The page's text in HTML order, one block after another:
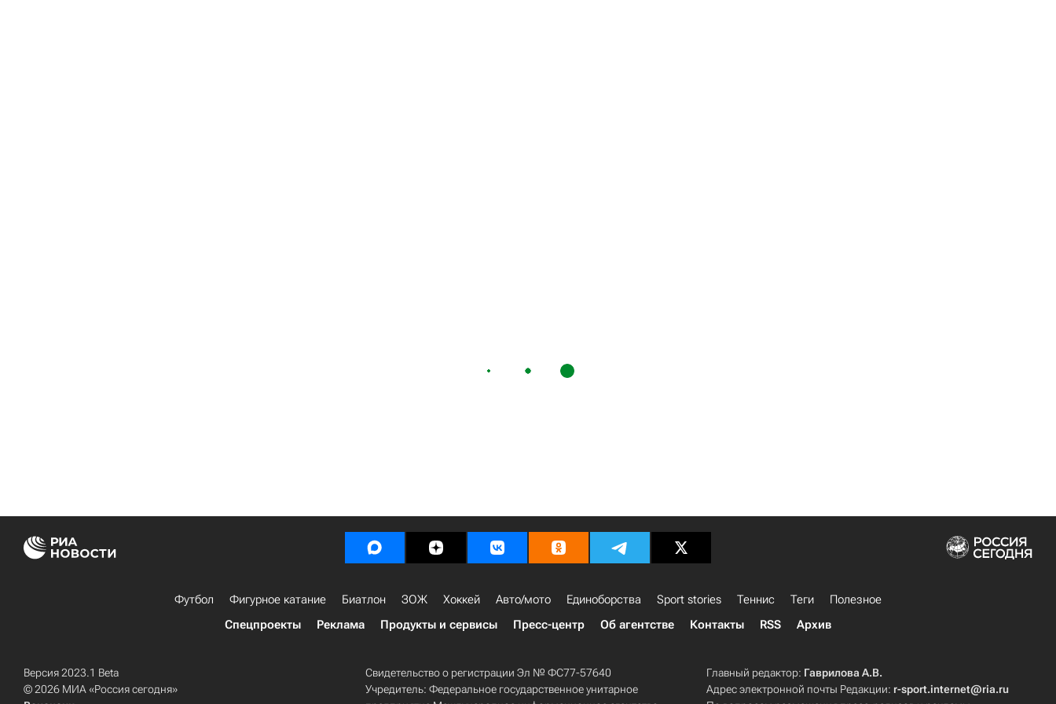
Футбол Фигурное катание Биатлон ЗОЖ Хоккей Авто/мото Единоборства Sport stories Теннис Теги
Полезное
Спецпроекты
Реклама Продукты и сервисы Пресс-центр Об агентстве Контакты RSS Архив
Версия 2023.1 Beta
© 2026 МИА «Россия сегодня»
Свидетельство о регистрации Эл № ФС77-57640
Учредитель: Федеральное государственное унитарное
Главный редактор: Гаврилова А.В.
Адрес электронной почты Редакции: r-sport.internet@ria.ru